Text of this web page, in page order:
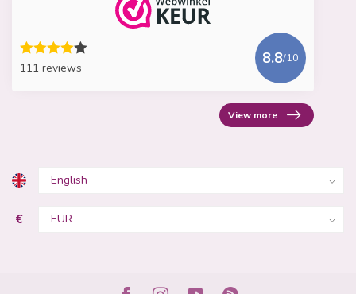
111 reviews
8.8/10
View more
€